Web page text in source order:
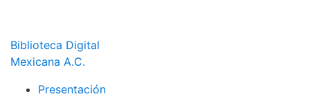
Biblioteca Digital
Mexicana A.C.
Presentación